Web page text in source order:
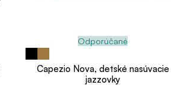
Odporúčané
Capezio Nova, detské nasúvacie
jazzovky